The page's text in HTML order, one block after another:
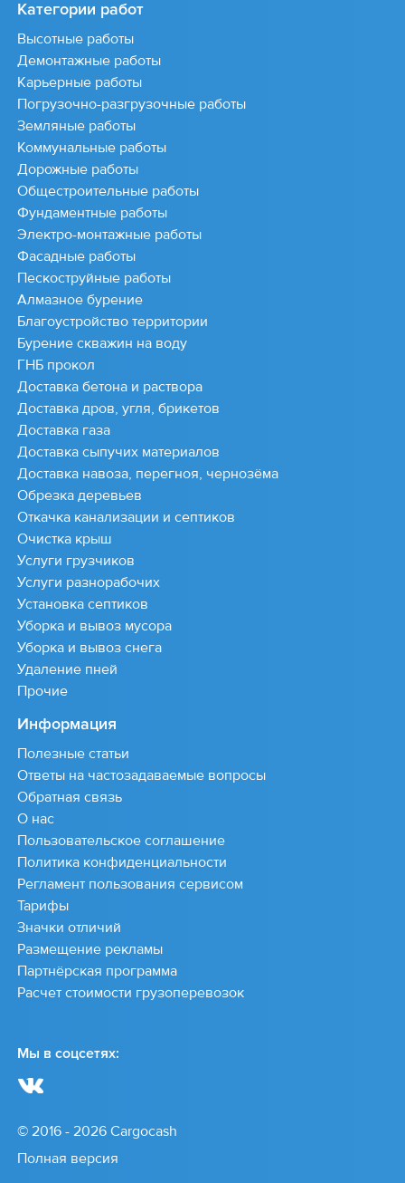
Категории работ
Высотные работы
Демонтажные работы
Карьерные работы
Погрузочно-разгрузочные работы
Земляные работы
Коммунальные работы
Дорожные работы
Общестроительные работы
Фундаментные работы
Электро-монтажные работы
Фасадные работы
Пескоструйные работы
Алмазное бурение
Благоустройство территории
Бурение скважин на воду
ГНБ прокол
Доставка бетона и раствора
Доставка дров, угля, брикетов
Доставка газа
Доставка сыпучих материалов
Доставка навоза, перегноя, чернозёма
Обрезка деревьев
Откачка канализации и септиков
Очистка крыш
Услуги грузчиков
Услуги разнорабочих
Установка септиков
Уборка и вывоз мусора
Уборка и вывоз снега
Удаление пней
Прочие
Информация
Полезные статьи
Ответы на частозадаваемые вопросы
Обратная связь
О нас
Пользовательское соглашение
Политика конфиденциальности
Регламент пользования сервисом
Тарифы
Значки отличий
Размещение рекламы
Партнёрская программа
Расчет стоимости грузоперевозок
Мы в соцсетях:
© 2016 - 2026 Cargocash
Полная версия